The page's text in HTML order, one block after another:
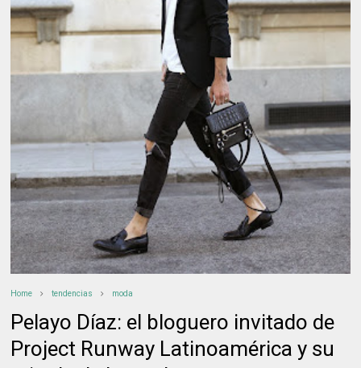
Home tendencias moda
Pelayo Díaz: el bloguero invitado de
Project Runway Latinoamérica y su